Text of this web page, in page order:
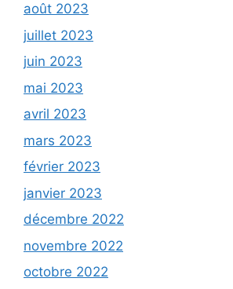
août 2023
juillet 2023
juin 2023
mai 2023
avril 2023
mars 2023
février 2023
janvier 2023
décembre 2022
novembre 2022
octobre 2022